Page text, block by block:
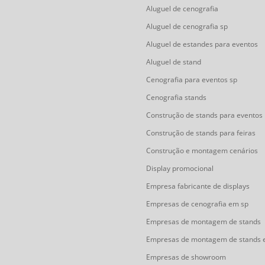
Aluguel de cenografia
Aluguel de cenografia sp
Aluguel de estandes para eventos
Aluguel de stand
Cenografia para eventos sp
Cenografia stands
Construção de stands para eventos
Construção de stands para feiras
Construção e montagem cenários
Display promocional
Empresa fabricante de displays
Empresas de cenografia em sp
Empresas de montagem de stands
Empresas de montagem de stands
Empresas de showroom